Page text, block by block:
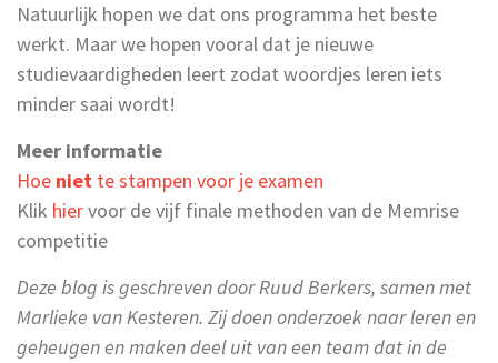
Natuurlijk hopen we dat ons programma het beste
werkt. Maar we hopen vooral dat je nieuwe
studievaardigheden leert zodat woordjes leren iets
minder saai wordt!
Meer informatie
Hoe niet te stampen voor je examen
Klik hiervoor de vijf finale methoden van de Memrise
competitie
Deze blog is geschreven door Ruud Berkers, samen met
Marlieke van Kesteren. Zij doen onderzoek naar leren en
geheugen en maken deel uit van een team dat in de